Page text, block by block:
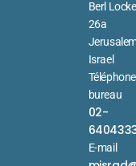
Berl
26a
Israel
bureau
02-
E-mail